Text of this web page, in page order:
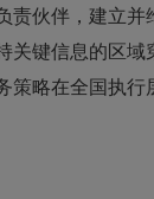
责伙伴，建立并
关键信息的区域
策略在全国执行